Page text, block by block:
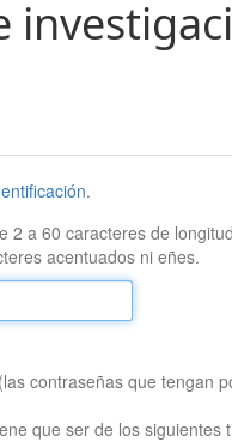
.
2 a 60 caracteres de
acentuados ni eñes.
contraseñas que tengan
que ser de los siguientes